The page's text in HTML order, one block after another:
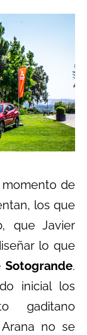
momento de
los que
que Javier
lo que
Sotogrande.
inicial los
gaditano
no se